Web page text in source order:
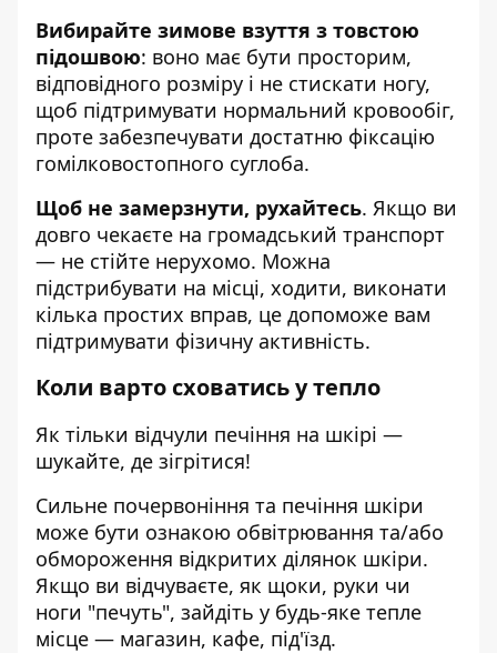
Вибирайте зимове взуття з товстою
підошвою: воно має бути просторим,
відповідного розміру і не стискати ногу,
щоб підтримувати нормальний кровообіг,
проте забезпечувати достатню фіксацію
гомілковостопного суглоба.
Щоб не замерзнути, рухайтесь. Якщо ви
довго чекаєте на громадський транспорт
— не стійте нерухомо. Можна
підстрибувати на місці, ходити, виконати
кілька простих вправ, це допоможе вам
підтримувати фізичну активність.
Коли варто сховатись у тепло
Як тільки відчули печіння на шкірі —
шукайте, де зігрітися!
Сильне почервоніння та печіння шкіри
може бути ознакою обвітрювання та/або
обмороження відкритих ділянок шкіри.
Якщо ви відчуваєте, як щоки, руки чи
ноги "печуть", зайдіть у будь-яке тепле
місце — магазин, кафе, під'їзд.